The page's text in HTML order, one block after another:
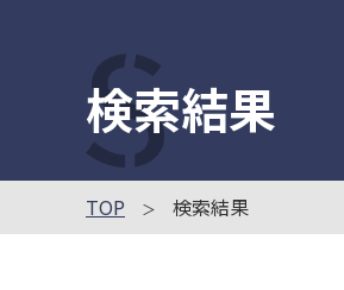
検索結果
TOP 検索結果